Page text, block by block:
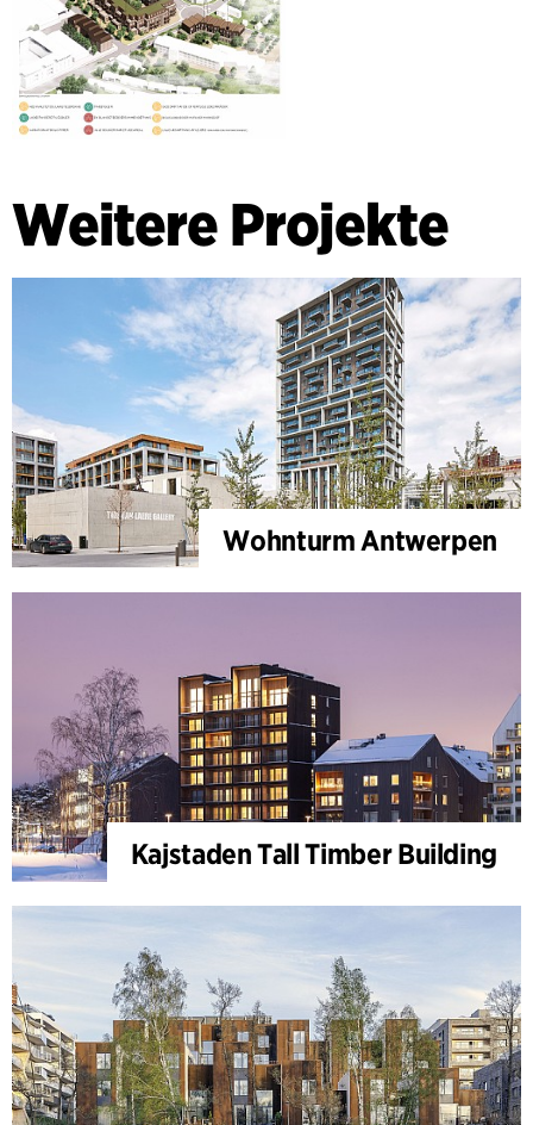
Weitere Projekte
Wohnturm Antwerpen
Kajstaden Tall Timber Building